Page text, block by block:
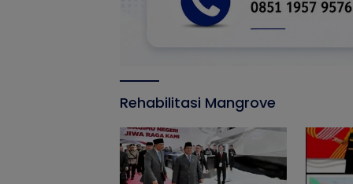
Rehabilitasi Mangrove